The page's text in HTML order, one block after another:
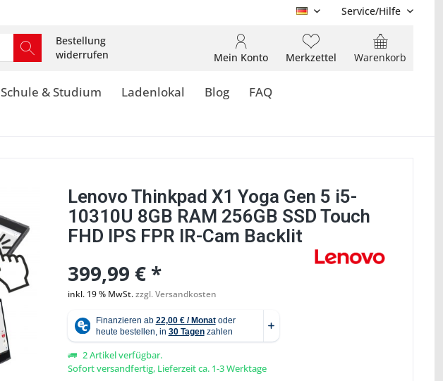
DE Service/Hilfe
Bestellung
widerrufen
Warenkorb
Merkzettel
Mein Konto
Schule & Studium Ladenlokal Blog FAQ
Lenovo Thinkpad X1 Yoga Gen 5 i5-
10310U 8GB RAM 256GB SSD Touch
FHD IPS FPR IR-Cam Backlit
399,99 € *
inkl. 19 % MwSt.zzgl. Versandkosten
2 Artikel verfügbar.
Sofort versandfertig, Lieferzeit ca. 1-3 Werktage